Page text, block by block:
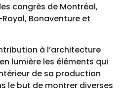
congrès de Montréal,
Bonaventure et
à l’architecture
lumière les éléments qui
de sa production
le but de montrer diverses